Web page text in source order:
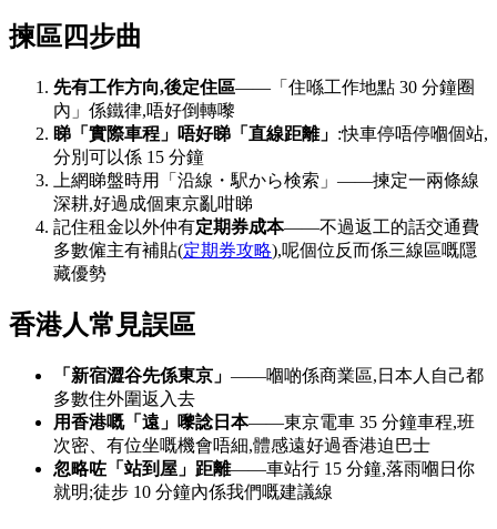
揀區四步曲
先有工作方向,後定住區——「住喺工作地點 30 分鐘圈
內」係鐵律,唔好倒轉嚟
睇「實際車程」唔好睇「直線距離」 :快車停唔停嗰個站,
分別可以係 15 分鐘
上網睇盤時用「沿線・駅から検索」——揀定一兩條線
深耕,好過成個東京亂咁睇
記住租金以外仲有定期券成本——不過返工的話交通費
多數僱主有補貼(定期券攻略),呢個位反而係三線區嘅隱
藏優勢
香港人常見誤區
「新宿澀谷先係東京」 ——嗰啲係商業區,日本人自己都
多數住外圍返入去
用香港嘅「遠」嚟諗日本——東京電車 35 分鐘車程,班
次密、有位坐嘅機會唔細,體感遠好過香港迫巴士
忽略咗「站到屋」距離——車站行 15 分鐘,落雨嗰日你
就明;徒步 10 分鐘內係我們嘅建議線